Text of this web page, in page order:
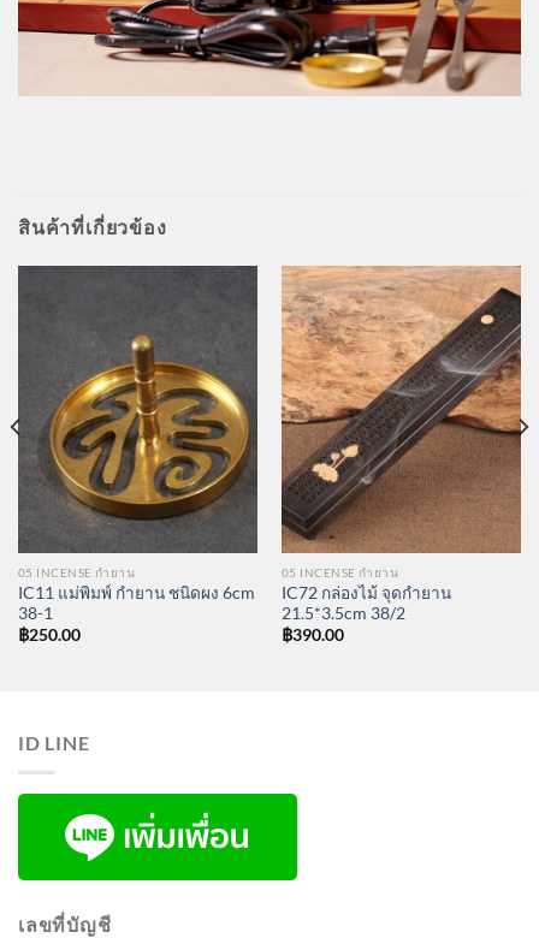
สินค้าที่เกี่ยวข้อง
05 INCENSE กำยาน
IC11 แม่พิมพ์ กำยาน ชนิดผง 6cm
38-1
฿250.00
05 INCENSE กำยาน
IC72 กล่องไม้ จุดกำยาน
21.5*3.5cm 38/2
฿390.00
ID LINE
เลขที่บัญชี